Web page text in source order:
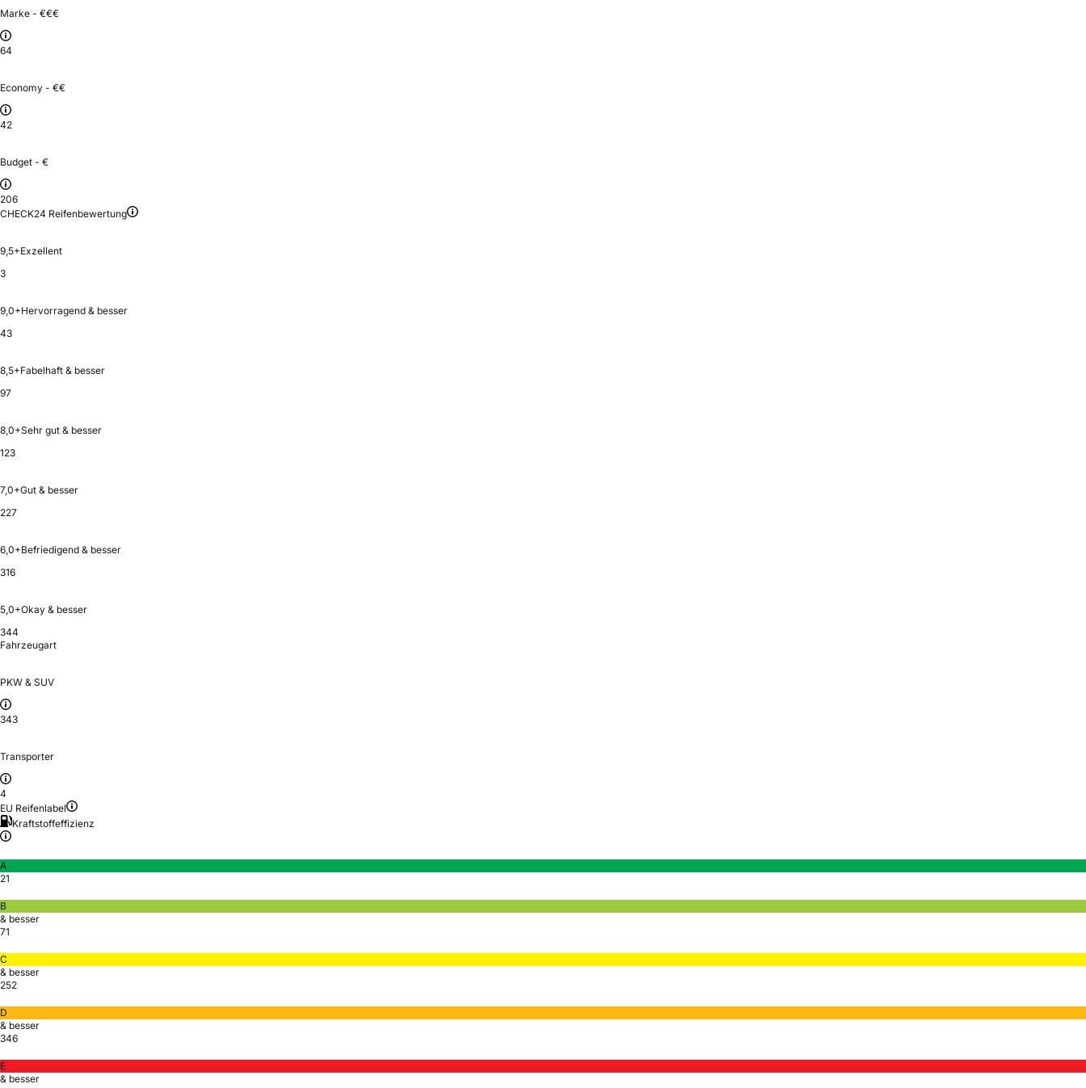
Marke - €€€
64
Economy - €€
42
Budget - €
206
CHECK24 Reifenbewertung
9,5+Exzellent
3
9,0+Hervorragend & besser
43
8,5+Fabelhaft & besser
97
8,0+Sehr gut & besser
123
7,0+Gut & besser
227
6,0+Befriedigend & besser
316
5,0+Okay & besser
344
Fahrzeugart
PKW & SUV
343
Transporter
4
EU Reifenlabel
Kraftstoffeffizienz
A
21
B
& besser
71
C
& besser
252
D
& besser
346
E
& besser